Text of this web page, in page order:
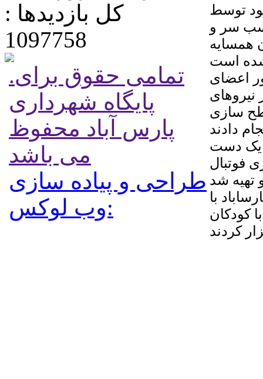
توسط
سر و
همسایه
اعضای
نیروهای
سازی
یک دست
فوتبال
با
کودکان
کل بازدیدها :
1097758
.تمامی حقوق برای
پایگاه شهرداری
پارس آباد محفوظ
می باشد
طراحی و پیاده سازی
:وب لوکس